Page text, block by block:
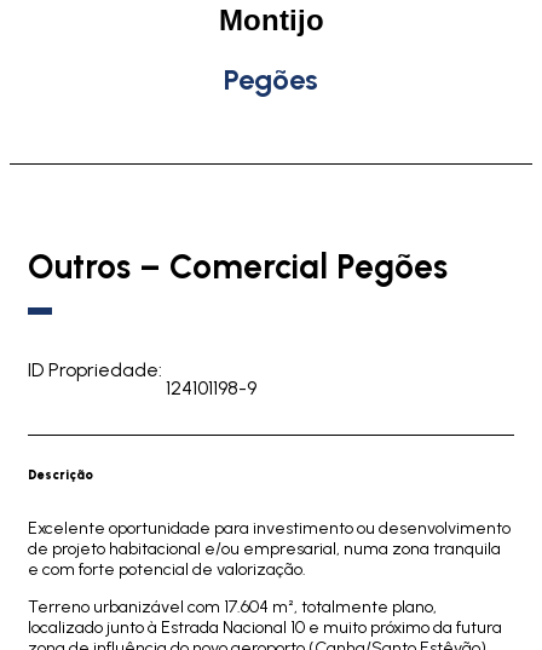
Montijo
Pegões
Outros – Comercial Pegões
ID Propriedade:
124101198-9
Descrição
Excelente oportunidade para investimento ou desenvolvimento
de projeto habitacional e/ou empresarial, numa zona tranquila
e com forte potencial de valorização.
Terreno urbanizável com 17.604 m², totalmente plano,
localizado junto à Estrada Nacional 10 e muito próximo da futura